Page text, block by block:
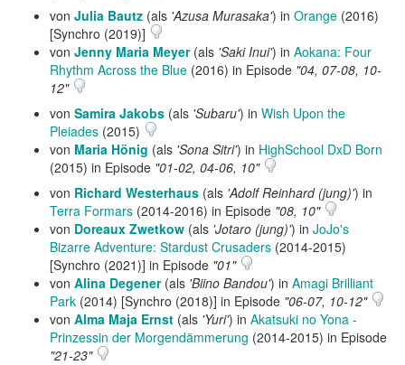
von Julia Bautz (als 'Azusa Murasaka') in Orange (2016)
[Synchro (2019)]
von Jenny Maria Meyer(als 'Saki Inui') in Aokana: Four
Rhythm Across the Blue (2016) in Episode "04, 07-08, 10-
12"
von Samira Jakobs (als 'Subaru') in Wish Upon the
Pleiades (2015)
von Maria Hönig (als 'Sona Sitri') in HighSchool DxD Born
(2015) in Episode "01-02, 04-06, 10"
von Richard Westerhaus (als 'Adolf Reinhard (jung)') in
Terra Formars (2014-2016) in Episode "08, 10"
von Doreaux Zwetkow (als 'Jotaro (jung)') in JoJo's
Bizarre Adventure: Stardust Crusaders (2014-2015)
[Synchro (2021)] in Episode "01"
von Alina Degener(als 'Biino Bandou') in Amagi Brilliant
Park (2014) [Synchro (2018)] in Episode "06-07, 10-12"
von Alma Maja Ernst (als 'Yuri') in Akatsuki no Yona -
Prinzessin der Morgendämmerung (2014-2015) in Episode
"21-23"